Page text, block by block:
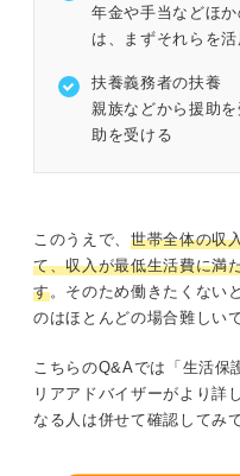
年金や手当などほ
は、まずそれらを活
扶養義務者の扶養
親族などから援助
助を受ける
このうえで、 世帯全体の収
て、収入が最低生活費に満
す。そのため働きたくない
のはほとんどの場合難しい
こちらのQ&Aでは「生活保
リアアドバイザーがより詳
なる人は併せて確認してみ